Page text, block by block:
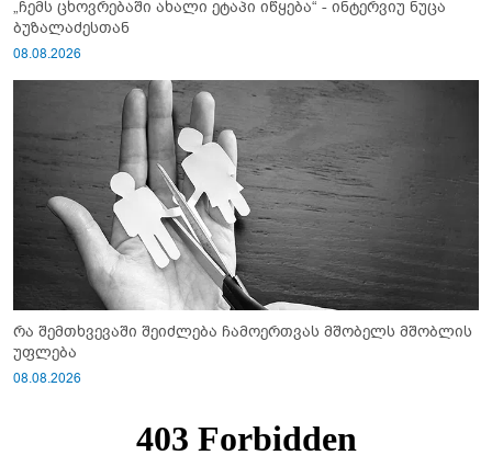
„ჩემს ცხოვრებაში ახალი ეტაპი იწყება“ - ინტერვიუ ნუცა
ბუზალაძესთან
08.08.2026
რა შემთხვევაში შეიძლება ჩამოერთვას მშობელს მშობლის
უფლება
08.08.2026